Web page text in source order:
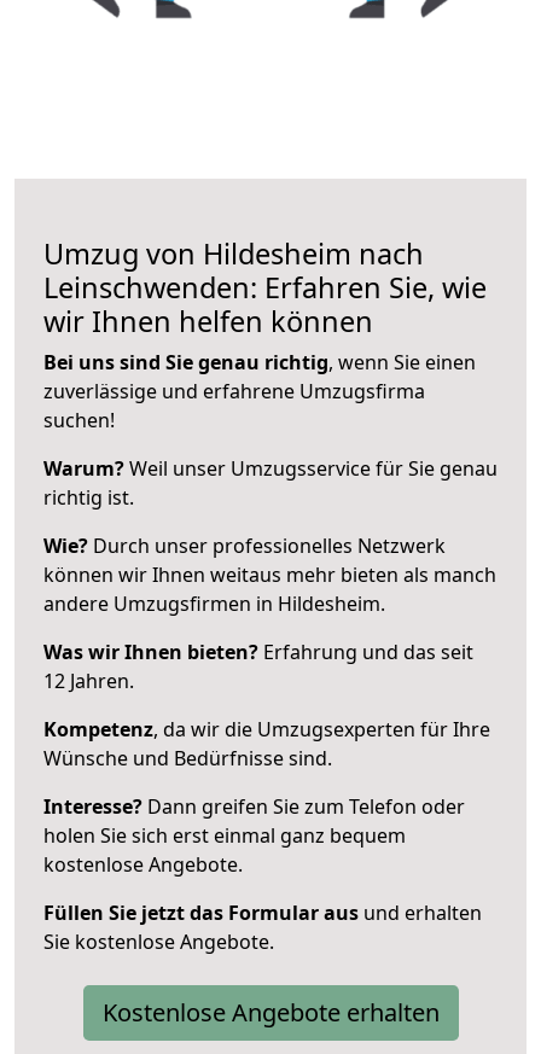
Umzug von Hildesheim nach
Leinschwenden: Erfahren Sie, wie
wir Ihnen helfen können
Bei uns sind Sie genau richtig, wenn Sie einen
zuverlässige und erfahrene Umzugsfirma
suchen!
Warum?Weil unser Umzugsservice für Sie genau
richtig ist.
Wie? Durch unser professionelles Netzwerk
können wir Ihnen weitaus mehr bieten als manch
andere Umzugsfirmen in Hildesheim.
Was wir Ihnen bieten? Erfahrung und das seit
12 Jahren.
Kompetenz, da wir die Umzugsexperten für Ihre
Wünsche und Bedürfnisse sind.
Interesse? Dann greifen Sie zum Telefon oder
holen Sie sich erst einmal ganz bequem
kostenlose Angebote.
Füllen Sie jetzt das Formular aus und erhalten
Sie kostenlose Angebote.
Kostenlose Angebote erhalten